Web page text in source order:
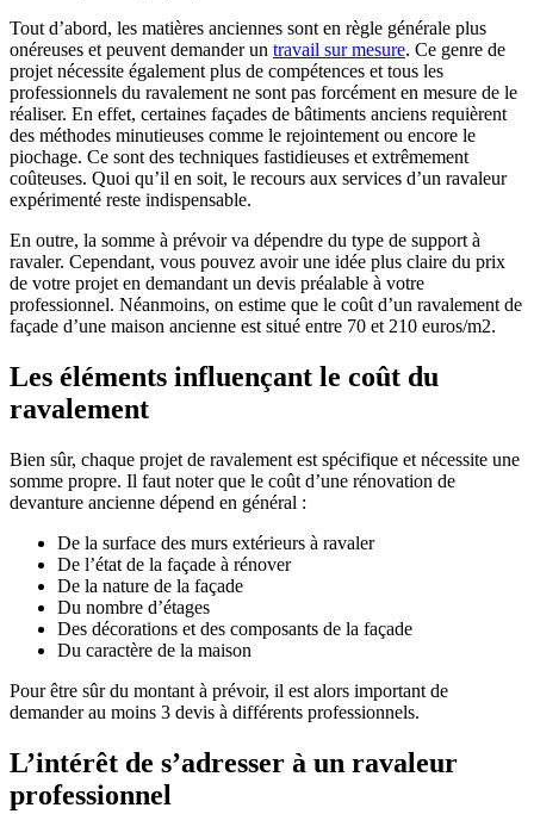
Tout d’abord, les matières anciennes sont en règle générale plus
onéreuses et peuvent demander un travail sur mesure. Ce genre de
projet nécessite également plus de compétences et tous les
professionnels du ravalement ne sont pas forcément en mesure de le
réaliser. En effet, certaines façades de bâtiments anciens requièrent
des méthodes minutieuses comme le rejointement ou encore le
piochage. Ce sont des techniques fastidieuses et extrêmement
coûteuses. Quoi qu’il en soit, le recours aux services d’un ravaleur
expérimenté reste indispensable.
En outre, la somme à prévoir va dépendre du type de support à
ravaler. Cependant, vous pouvez avoir une idée plus claire du prix
de votre projet en demandant un devis préalable à votre
professionnel. Néanmoins, on estime que le coût d’un ravalement de
façade d’une maison ancienne est situé entre 70 et 210 euros/m2.
Les éléments influençant le coût du
ravalement
Bien sûr, chaque projet de ravalement est spécifique et nécessite une
somme propre. Il faut noter que le coût d’une rénovation de
devanture ancienne dépend en général :
De la surface des murs extérieurs à ravaler
De l’état de la façade à rénover
De la nature de la façade
Du nombre d’étages
Des décorations et des composants de la façade
Du caractère de la maison
Pour être sûr du montant à prévoir, il est alors important de
demander au moins 3 devis à différents professionnels.
L’intérêt de s’adresser à un ravaleur
professionnel